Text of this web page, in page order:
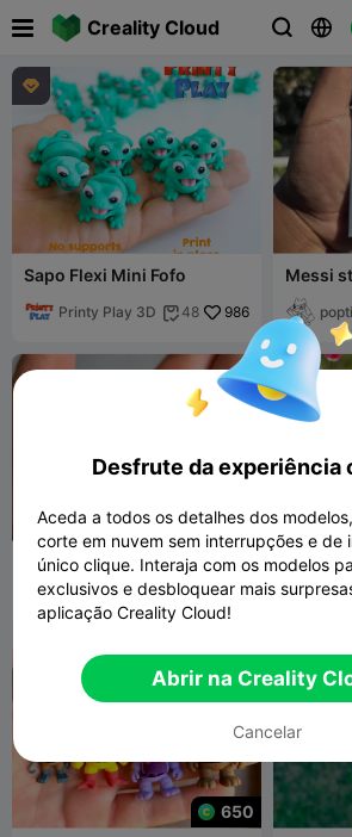
Creality Cloud  

Sapo Flexi Mini Fofo
Printy Play 3D  48 986
Messi
2026
500
TOOTHLESS FLEXI
ARTICULADO (3mf
incluído) Multicor
Burshi 7 42
Mini
Flexível
650
Desfrute da experiência
Aceda a todos os detalhes dos
corte em nuvem sem interrupções e de
único clique. Interaja com os modelos
exclusivos e desbloquear mais
aplicação Creality Cloud!
Abrir na Creality
Cancelar